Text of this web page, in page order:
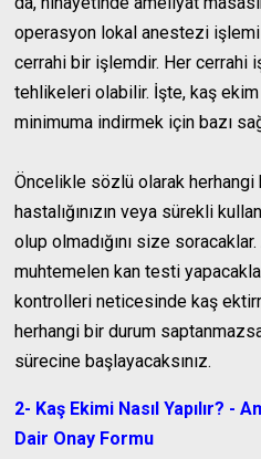
operasyon lokal anestezi işlemi
cerrahi bir işlemdir. Her cerrahi
tehlikeleri olabilir. İşte, kaş
minimuma indirmek için bazı
Öncelikle sözlü olarak herhangi
hastalığınızın veya sürekli
olup olmadığını size
muhtemelen kan testi
kontrolleri neticesinde kaş
herhangi bir durum
sürecine başlayacaksınız.
2- Kaş Ekimi Nasıl Yapılır? -
Dair Onay Formu